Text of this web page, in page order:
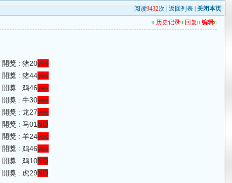
阅读9432次 |返回列表 关闭本页
u 历史记录u 回复u 编辑u
開獎 : 猪20yes
開獎 : 猪44yes
開獎 : 鸡46yes
開獎 : 牛30yes
開獎 : 龙27yes
開獎 : 马01 NO
開獎 : 羊24yes
開獎 : 鸡46yes
開獎 : 鸡10NO
開獎 : 虎29NO